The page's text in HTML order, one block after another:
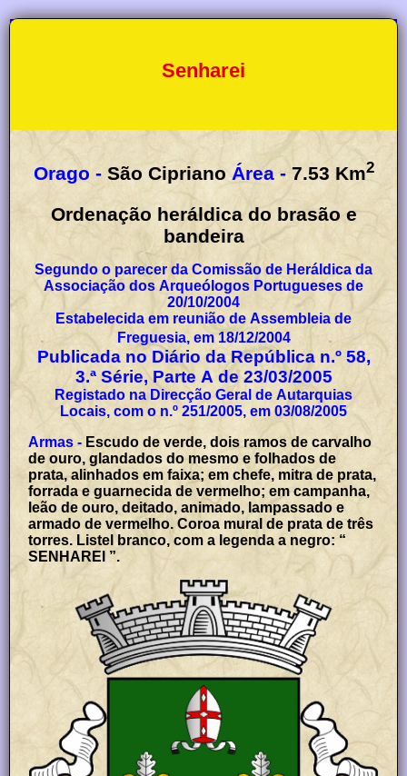
Senharei
Orago - São Cipriano Área - 7.53 Km2
Ordenação heráldica do brasão e
bandeira
Segundo o parecer da Comissão de Heráldica da
Associação dos Arqueólogos Portugueses de
20/10/2004
Estabelecida em reunião de Assembleia de
Freguesia, em 18/12/2004
Publicada no Diário da República n.º 58,
3.ª Série, Parte A de 23/03/2005
Registado na Direcção Geral de Autarquias
Locais, com o n.º 251/2005, em 03/08/2005
Armas - Escudo de verde, dois ramos de carvalho
de ouro, glandados do mesmo e folhados de
prata, alinhados em faixa; em chefe, mitra de prata,
forrada e guarnecida de vermelho; em campanha,
leão de ouro, deitado, animado, lampassado e
armado de vermelho. Coroa mural de prata de três
torres. Listel branco, com a legenda a negro: “
SENHAREI ”.